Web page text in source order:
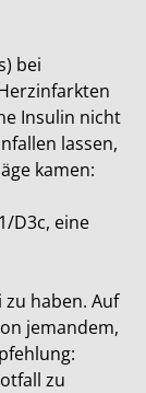
bei
Insulin nicht
lassen,
kamen:
D3c, eine
haben. Auf
jemandem,
zu